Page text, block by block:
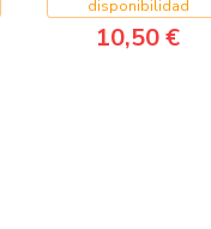
disponibilidad
10,50 €